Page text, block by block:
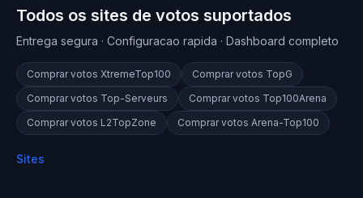
Todos os sites de votos suportados
Entrega segura · Configuracao rapida · Dashboard completo
Comprar votos XtremeTop100 Comprar votos TopG
Comprar votos Top-Serveurs Comprar votos Top100Arena
Comprar votos L2TopZone Comprar votos Arena-Top100
Sites